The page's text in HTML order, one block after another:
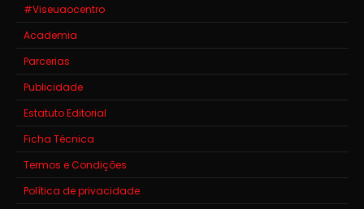
#Viseuaocentro
Academia
Parcerias
Publicidade
Estatuto Editorial
Ficha Técnica
Termos e Condições
Política de privacidade